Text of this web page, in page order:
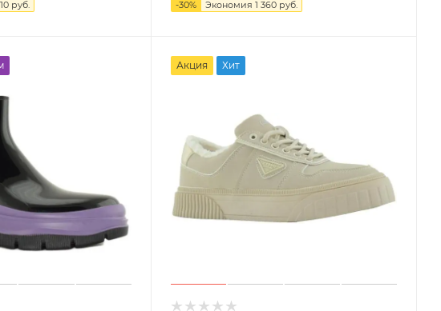
руб. -30% Экономия 1 360 руб.
Акция Хит